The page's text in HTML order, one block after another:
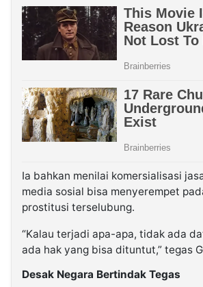
Ia bahkan menilai komersialisasi
media sosial bisa menyerempet
prostitusi terselubung.
“Kalau terjadi apa-apa, tidak ada
ada hak yang bisa dituntut,” tegas
Desak Negara Bertindak Tegas